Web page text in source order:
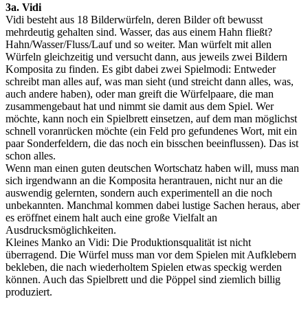
3a. Vidi
Vidi besteht aus 18 Bilderwürfeln, deren Bilder oft bewusst
mehrdeutig gehalten sind. Wasser, das aus einem Hahn fließt?
Hahn/Wasser/Fluss/Lauf und so weiter. Man würfelt mit allen
Würfeln gleichzeitig und versucht dann, aus jeweils zwei Bildern
Komposita zu finden. Es gibt dabei zwei Spielmodi: Entweder
schreibt man alles auf, was man sieht (und streicht dann alles, was,
auch andere haben), oder man greift die Würfelpaare, die man
zusammengebaut hat und nimmt sie damit aus dem Spiel. Wer
möchte, kann noch ein Spielbrett einsetzen, auf dem man möglichst
schnell voranrücken möchte (ein Feld pro gefundenes Wort, mit ein
paar Sonderfeldern, die das noch ein bisschen beeinflussen). Das ist
schon alles.
Wenn man einen guten deutschen Wortschatz haben will, muss man
sich irgendwann an die Komposita herantrauen, nicht nur an die
auswendig gelernten, sondern auch experimentell an die noch
unbekannten. Manchmal kommen dabei lustige Sachen heraus, aber
es eröffnet einem halt auch eine große Vielfalt an
Ausdrucksmöglichkeiten.
Kleines Manko an Vidi: Die Produktionsqualität ist nicht
überragend. Die Würfel muss man vor dem Spielen mit Aufklebern
bekleben, die nach wiederholtem Spielen etwas speckig werden
können. Auch das Spielbrett und die Pöppel sind ziemlich billig
produziert.